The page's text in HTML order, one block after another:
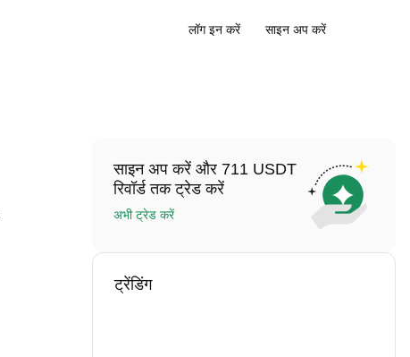
लॉग इन करें साइन अप करें
साइन अप करें और 711 USDT
रिवॉर्ड तक ट्रेड करें
अभी ट्रेड करें
ट्रेंडिंग